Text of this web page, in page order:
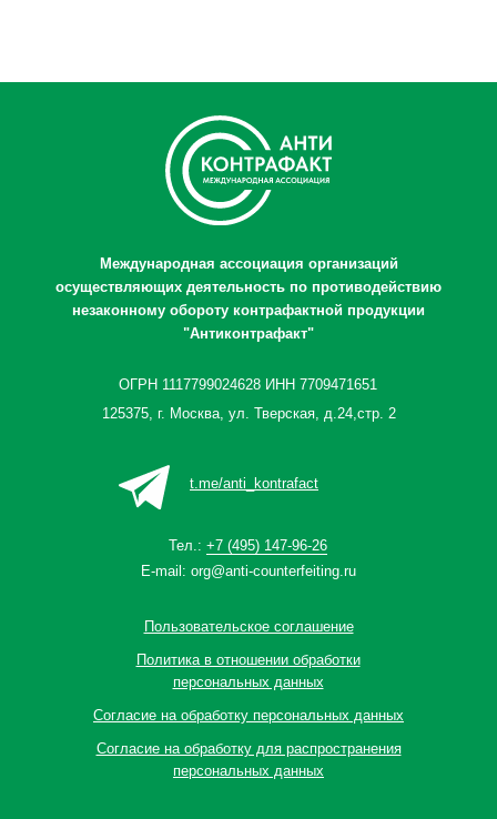
Международная ассоциация организаций
осуществляющих деятельность по противодействию
незаконному обороту контрафактной продукции
"Антиконтрафакт"
125375, г. Москва, ул. Тверская, д.24,стр. 2
Тел.: +7 (495) 147-96-26
E-mail: org@anti-counterfeiting.ru
ОГРН 1117799024628 ИНН 7709471651
Согласие на обработку персональных данных
Политика в отношении обработки
персональных данных
t.me/anti_kontrafact
Пользовательское соглашение
Согласие на обработку для распространения
персональных данных